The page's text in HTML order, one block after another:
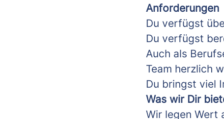
Anforderungen
Du verfügst
Du verfügst
Auch als
Team herzlich
Du bringst viel
Was wir Dir
Wir legen Wert